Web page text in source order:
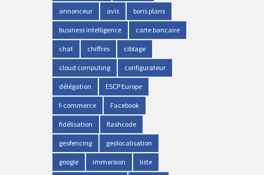
annonceur avis bons plans
business intelligence carte bancaire
chat chiffres ciblage
cloud computing configurateur
délégation ESCP Europe
f-commerce Facebook
fidélisation flashcode
geofencing geolocalisation
google immersion liste